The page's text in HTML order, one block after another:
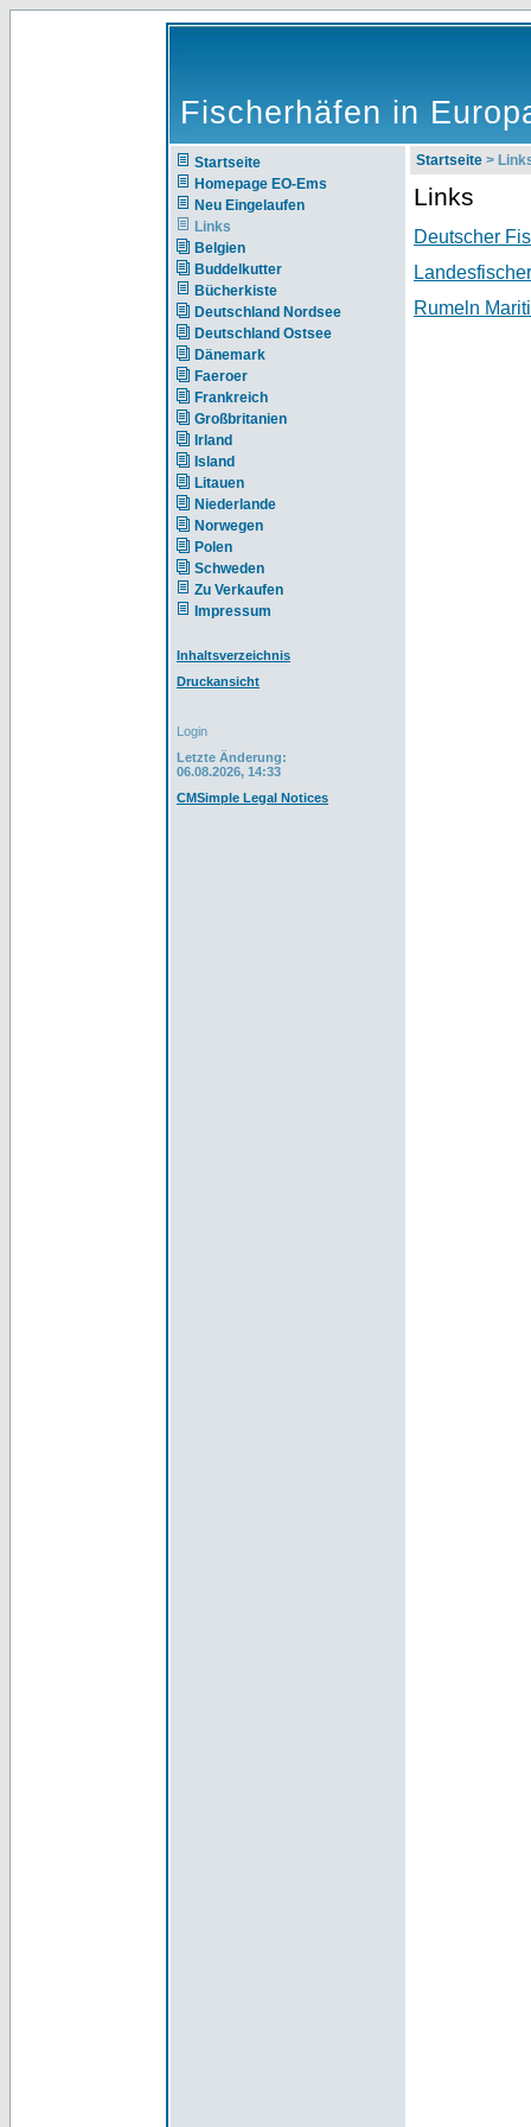
Fischerhäfen in
Startseite
Homepage EO-Ems
Neu Eingelaufen
Links
Belgien
Buddelkutter
Bücherkiste
Deutschland Nordsee
Deutschland Ostsee
Dänemark
Faeroer
Frankreich
Großbritanien
Irland
Island
Litauen
Niederlande
Norwegen
Polen
Schweden
Zu Verkaufen
Impressum
Inhaltsverzeichnis
Druckansicht
Login
Letzte Änderung:
06.08.2026, 14:33
CMSimple Legal Notices
Startseite >
Links
Deutscher
Rumeln